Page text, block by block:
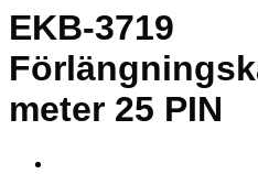
EKB-3719
meter 25 PIN